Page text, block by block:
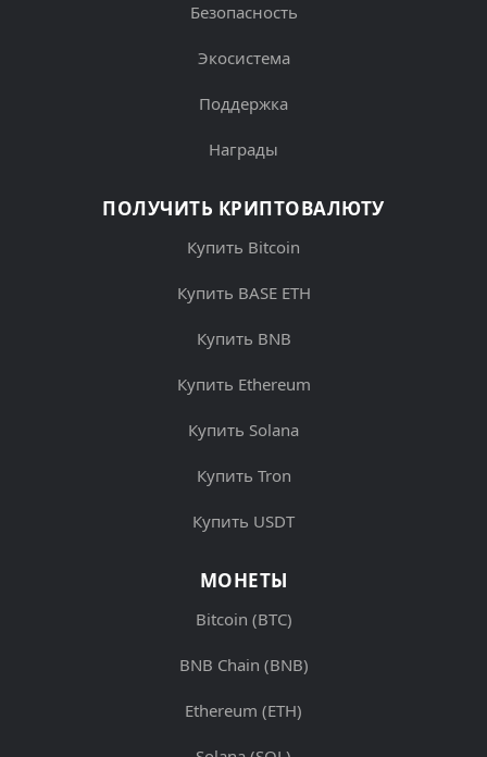
Безопасность
Экосистема
Поддержка
Награды
ПОЛУЧИТЬ КРИПТОВАЛЮТУ
Купить Bitcoin
Купить BASE ETH
Купить BNB
Купить Ethereum
Купить Solana
Купить Tron
Купить USDT
МОНЕТЫ
Bitcoin (BTC)
BNB Chain (BNB)
Ethereum (ETH)